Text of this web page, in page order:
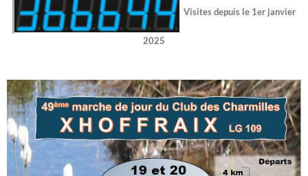
Visites depuis le 1er janvier
2025